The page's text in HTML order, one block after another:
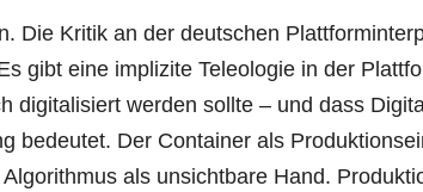
Die Kritik an der deutschen
gibt eine implizite Teleologie in der
digitalisiert werden sollte – und dass
bedeutet. Der Container als
als unsichtbare Hand.